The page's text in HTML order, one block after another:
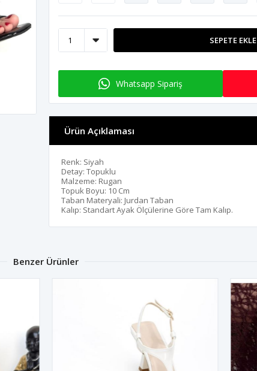
SEPETE EKLE
Whatsapp Sipariş
Ürün Açıklaması
Renk: Siyah
Detay: Topuklu
Malzeme: Rugan
Topuk Boyu: 10 Cm
Taban Materyali: Jurdan Taban
Kalıp: Standart Ayak Ölçülerine Göre Tam Kalıp.
Benzer Ürünler